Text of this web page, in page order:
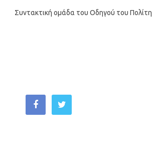
Συντακτική ομάδα του Οδηγού του Πολίτη